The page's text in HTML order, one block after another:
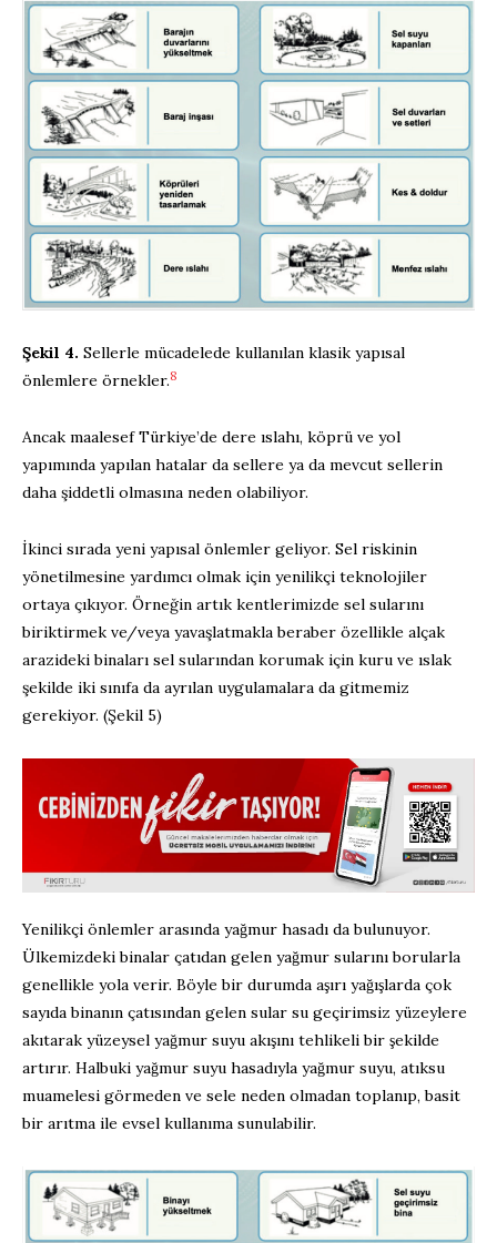
Şekil 4. Sellerle mücadelede kullanılan klasik yapısal
önlemlere örnekler.8
Ancak maalesef Türkiye’de dere ıslahı, köprü ve yol
yapımında yapılan hatalar da sellere ya da mevcut sellerin
daha şiddetli olmasına neden olabiliyor.
İkinci sırada yeni yapısal önlemler geliyor. Sel riskinin
yönetilmesine yardımcı olmak için yenilikçi teknolojiler
ortaya çıkıyor. Örneğin artık kentlerimizde sel sularını
biriktirmek ve/veya yavaşlatmakla beraber özellikle alçak
arazideki binaları sel sularından korumak için kuru ve ıslak
şekilde iki sınıfa da ayrılan uygulamalara da gitmemiz
gerekiyor. (Şekil 5)
Yenilikçi önlemler arasında yağmur hasadı da bulunuyor.
Ülkemizdeki binalar çatıdan gelen yağmur sularını borularla
genellikle yola verir. Böyle bir durumda aşırı yağışlarda çok
sayıda binanın çatısından gelen sular su geçirimsiz yüzeylere
akıtarak yüzeysel yağmur suyu akışını tehlikeli bir şekilde
artırır. Halbuki yağmur suyu hasadıyla yağmur suyu, atıksu
muamelesi görmeden ve sele neden olmadan toplanıp, basit
bir arıtma ile evsel kullanıma sunulabilir.